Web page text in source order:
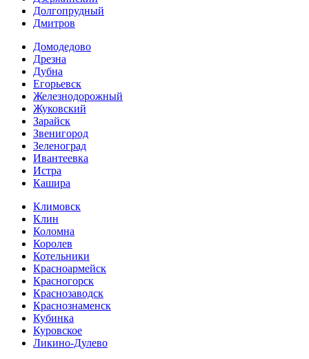
Долгопрудный
Дмитров
Домодедово
Дрезна
Дубна
Егорьевск
Железнодорожный
Жуковский
Зарайск
Звенигород
Зеленоград
Ивантеевка
Истра
Кашира
Климовск
Клин
Коломна
Королев
Котельники
Красноармейск
Красногорск
Краснозаводск
Краснознаменск
Кубинка
Куровское
Ликино-Дулево